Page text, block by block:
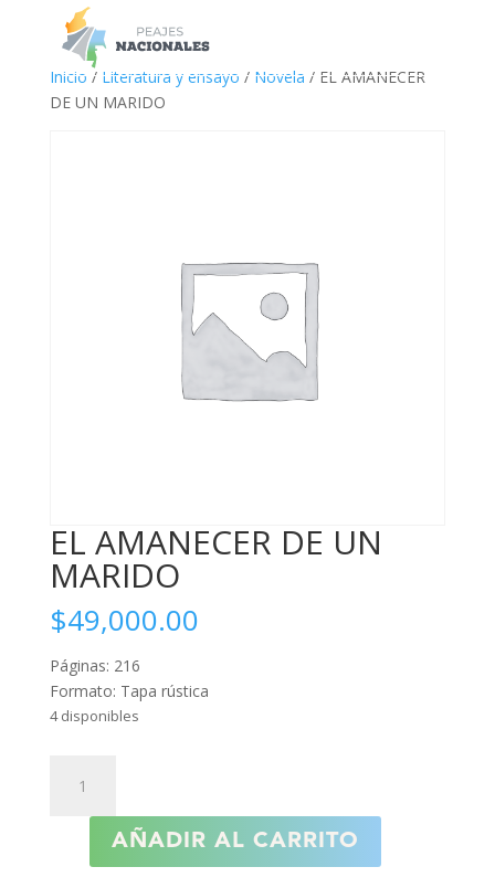
Inicio / Literatura y ensayo / Novela / EL AMANECER
DE UN MARIDO
EL AMANECER DE UN
MARIDO
$49,000.00
Páginas: 216
Formato: Tapa rústica
4 disponibles
AMANECER
MARIDO
AÑADIR AL CARRITO